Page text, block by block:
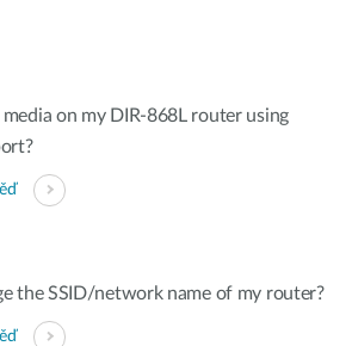
media on my DIR-868L router using
the SSID/network name of my router?